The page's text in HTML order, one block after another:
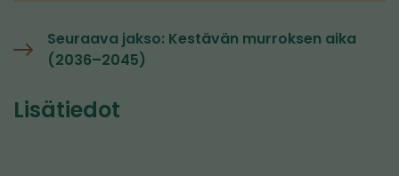
Seuraava jakso: Kestävän murroksen aika
(2036–2045)
Lisätiedot